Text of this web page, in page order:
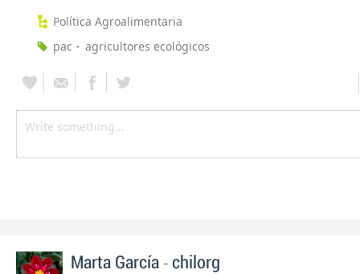
Política Agroalimentaria
pac
agricultores ecológicos
Marta García - chilorg